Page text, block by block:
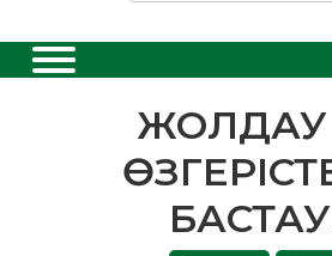
ЖОЛДАУ